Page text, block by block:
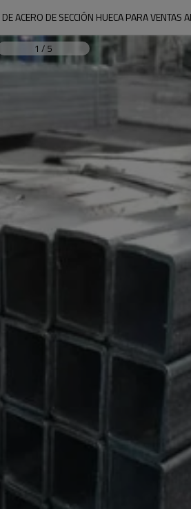
ACERO DE SECCIÓN HUECA PARA VENTAS
1 / 5